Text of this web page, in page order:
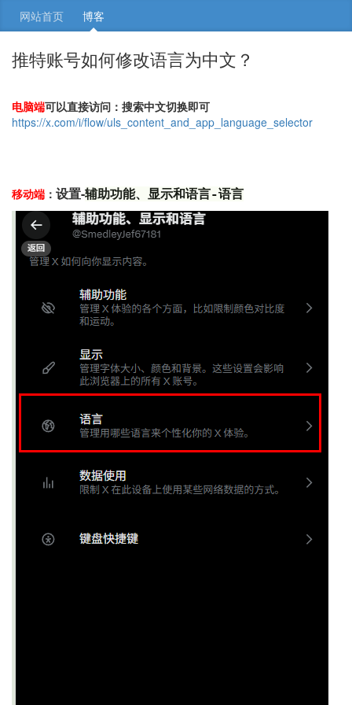
网站首页 博客
推特账号如何修改语言为中文？
电脑端可以直接访问：搜索中文切换即可
https://x.com/i/flow/uls_content_and_app_language_selector
移动端 ： 设置-辅助功能、显示和语言-语言